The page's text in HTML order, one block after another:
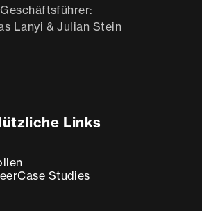
Geschäftsführer:
Lanyi & Julian Stein
Links
Case Studies